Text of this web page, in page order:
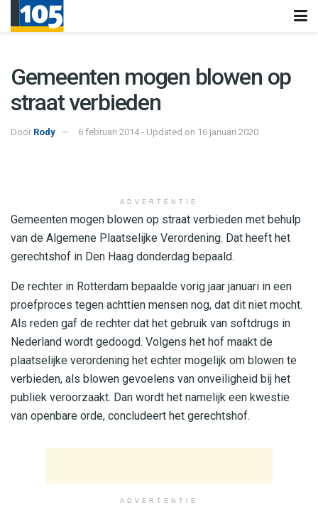
Gemeenten mogen blowen op
straat verbieden
Door Rody 6 februari 2014 - Updated on 16 januari 2020
ADVERTENTIE
Gemeenten mogen blowen op straat verbieden met behulp
van de Algemene Plaatselijke Verordening. Dat heeft het
gerechtshof in Den Haag donderdag bepaald.
De rechter in Rotterdam bepaalde vorig jaar januari in een
proefproces tegen achttien mensen nog, dat dit niet mocht.
Als reden gaf de rechter dat het gebruik van softdrugs in
Nederland wordt gedoogd. Volgens het hof maakt de
plaatselijke verordening het echter mogelijk om blowen te
verbieden, als blowen gevoelens van onveiligheid bij het
publiek veroorzaakt. Dan wordt het namelijk een kwestie
van openbare orde, concludeert het gerechtshof.
ADVERTENTIE